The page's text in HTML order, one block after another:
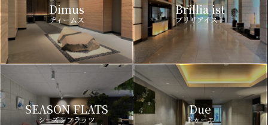
Dimus
ディームス
Brillia ist
ブリリアイスト
SEASON FLATS
シーズンフラッツ
Due
ドゥーエ